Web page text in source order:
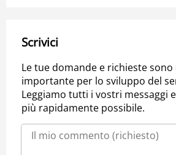
Scrivici
Le tue domande e richieste
importante per lo sviluppo del
Leggiamo tutti i vostri messaggi
più rapidamente possibile.